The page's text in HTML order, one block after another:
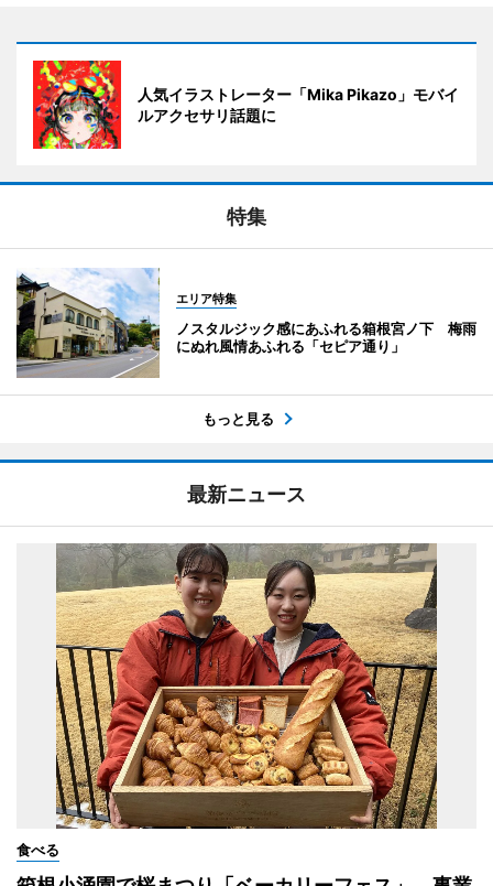
人気イラストレーター「Mika Pikazo」モバイ
ルアクセサリ話題に
特集
エリア特集
ノスタルジック感にあふれる箱根宮ノ下 梅雨
にぬれ風情あふれる「セピア通り」
もっと見る
最新ニュース
食べる